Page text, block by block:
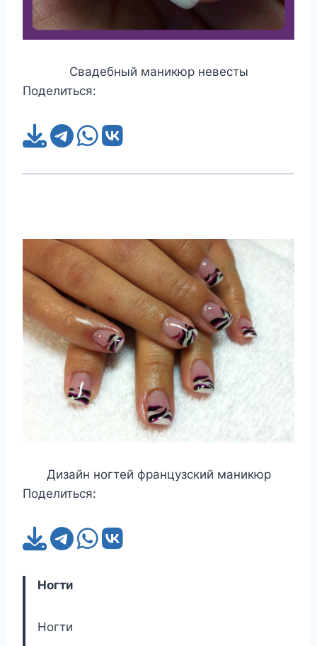
Свадебный маникюр невесты
Поделиться:
Дизайн ногтей французский маникюр
Поделиться:
Ногти
Ногти